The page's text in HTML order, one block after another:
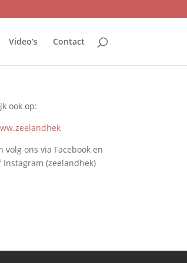
Video’s Contact
ook op:
volg ons via Facebook en
Instagram (zeelandhek)